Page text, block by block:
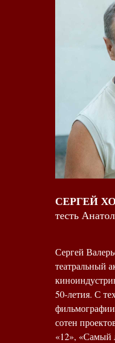
СЕРГЕЙ
тесть
Сергей
театральный
50-летия. С
сотен
«12», «Самый